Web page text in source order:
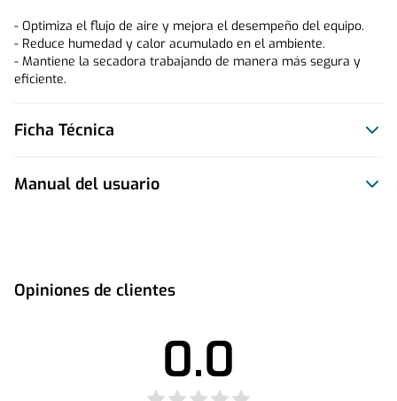
- Optimiza el flujo de aire y mejora el desempeño del equipo.
- Reduce humedad y calor acumulado en el ambiente.
- Mantiene la secadora trabajando de manera más segura y
eficiente.
Ficha Técnica
Manual del usuario
Opiniones de clientes
0.0